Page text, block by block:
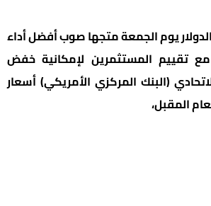
الدولار يوم الجمعة متجها صوب أفضل أداء
المستثمرين لإمكانية خفض
(البنك المركزي الأمريكي) أسعار
المقبل،